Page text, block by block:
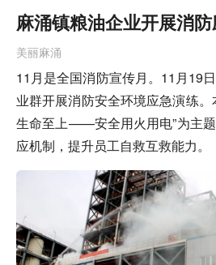
麻涌镇粮油企业开展消
美丽麻涌
11月是全国消防宣传月。11月19
业群开展消防安全环境应急演练。
生命至上——安全用火用电”为主
应机制，提升员工自救互救能力。